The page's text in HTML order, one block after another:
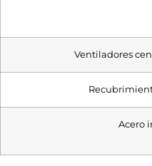
Ventiladores
Acero